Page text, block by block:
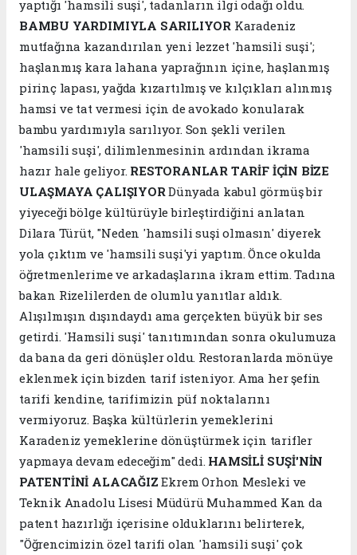
yaptığı 'hamsili suşi', tadanların ilgi odağı oldu.
BAMBU YARDIMIYLA SARILIYOR Karadeniz
mutfağına kazandırılan yeni lezzet 'hamsili suşi';
haşlanmış kara lahana yaprağının içine, haşlanmış
pirinç lapası, yağda kızartılmış ve kılçıkları alınmış
hamsi ve tat vermesi için de avokado konularak
bambu yardımıyla sarılıyor. Son şekli verilen
'hamsili suşi', dilimlenmesinin ardından ikrama
hazır hale geliyor. RESTORANLAR TARİF İÇİN BİZE
ULAŞMAYA ÇALIŞIYORDünyada kabul görmüş bir
yiyeceği bölge kültürüyle birleştirdiğini anlatan
Dilara Türüt, "Neden 'hamsili suşi olmasın' diyerek
yola çıktım ve 'hamsili suşi'yi yaptım. Önce okulda
öğretmenlerime ve arkadaşlarına ikram ettim. Tadına
bakan Rizelilerden de olumlu yanıtlar aldık.
Alışılmışın dışındaydı ama gerçekten büyük bir ses
getirdi. 'Hamsili suşi' tanıtımından sonra okulumuza
da bana da geri dönüşler oldu. Restoranlarda mönüye
eklenmek için bizden tarif isteniyor. Ama her şefin
tarifi kendine, tarifimizin püf noktalarını
vermiyoruz. Başka kültürlerin yemeklerini
Karadeniz yemeklerine dönüştürmek için tarifler
yapmaya devam edeceğim" dedi. HAMSİLİ SUŞİ'NİN
PATENTİNİ ALACAĞIZ Ekrem Orhon Mesleki ve
Teknik Anadolu Lisesi Müdürü Muhammed Kan da
patent hazırlığı içerisine olduklarını belirterek,
"Öğrencimizin özel tarifi olan 'hamsili suşi' çok